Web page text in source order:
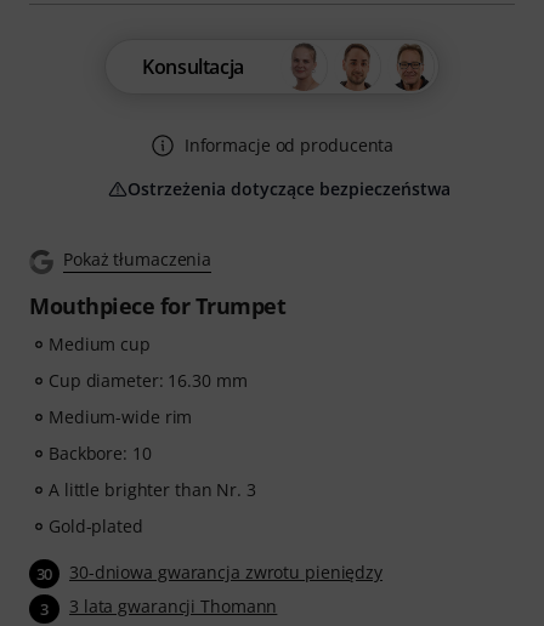
Pokaż tłumaczenia
Mouthpiece for Trumpet
Medium cup
Cup diameter: 16.30 mm
Medium-wide rim
Backbore: 10
A little brighter than Nr. 3
Gold-plated
30 30-dniowa gwarancja zwrotu pieniędzy
3 3 lata gwarancji Thomann
Konsultacja
Informacje od producenta
Ostrzeżenia dotyczące bezpieczeństwa